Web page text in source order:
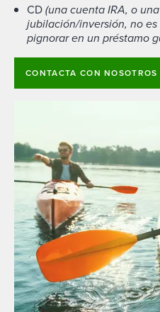
CD(una cuenta IRA, o
jubilación/inversión, no
pignorar en un préstamo
CONTACTA CON NOSOTROS